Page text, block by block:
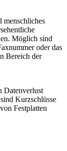
menschliches
Möglich sind
oder das
Bereich der
Datenverlust
Kurzschlüsse
Festplatten